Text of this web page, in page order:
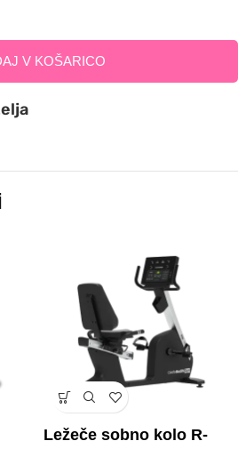
V KOŠARICO
Ležeče sobno kolo R-